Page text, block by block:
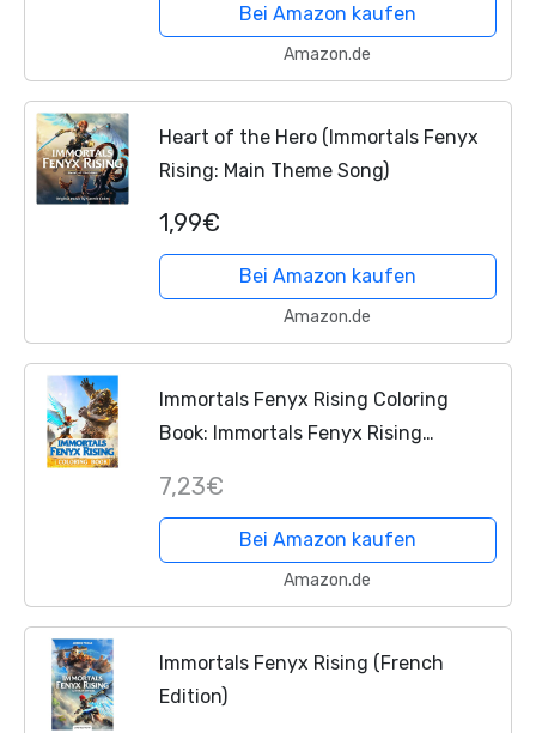
Bei Amazon kaufen
Amazon.de
Heart of the Hero (Immortals Fenyx
Rising: Main Theme Song)
1,99€
Bei Amazon kaufen
Amazon.de
Immortals Fenyx Rising Coloring
Book: Immortals Fenyx Rising
7,23€
Bei Amazon kaufen
Amazon.de
Immortals Fenyx Rising (French
Edition)